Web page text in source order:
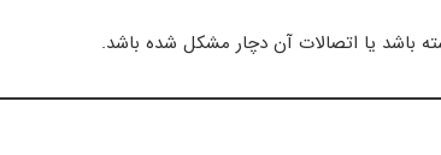
باشد یا اتصالات آن دچار مشکل شده باشد.